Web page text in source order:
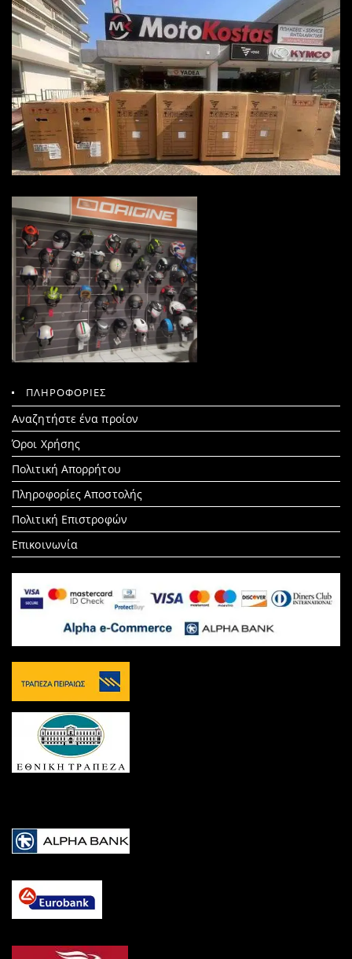
ΠΛΗΡΟΦΟΡΙΕΣ
Αναζητήστε ένα προίον
Search
for:
Όροι Χρήσης
Πολιτική Απορρήτου
Πληροφορίες Αποστολής
Πολιτική Επιστροφών
Επικοινωνία